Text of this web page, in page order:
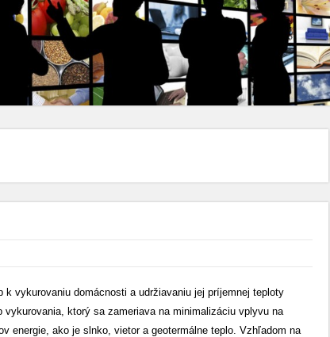
k vykurovaniu domácnosti a udržiavaniu jej príjemnej teploty
ktorý sa zameriava na minimalizáciu vplyvu na
energie, ako je slnko, vietor a geotermálne teplo. Vzhľadom na